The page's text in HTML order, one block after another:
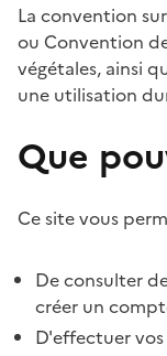
La convention
ou Convention
végétales, ainsi
une utilisation
Que
Ce site vous
De consulter
créer un
D'effectuer